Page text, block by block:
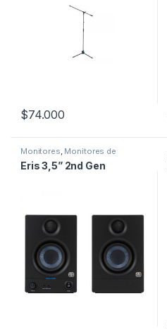
$74.000
Monitores, Monitores de
estudio PreSonus
Eris 3,5” 2nd Gen